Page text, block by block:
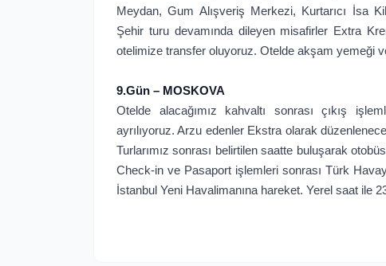
Meydan, Gum Alışveriş Merkezi, Kurtarıcı İsa
Şehir turu devamında dileyen misafirler Extra
otelimize transfer oluyoruz. Otelde akşam yemeği
9.Gün – MOSKOVA
Otelde alacağımız kahvaltı sonrası çıkış
ayrılıyoruz. Arzu edenler Ekstra olarak
Turlarımız sonrası belirtilen saatte buluşarak
Check-in ve Pasaport işlemleri sonrası Türk
İstanbul Yeni Havalimanına hareket. Yerel saat ile